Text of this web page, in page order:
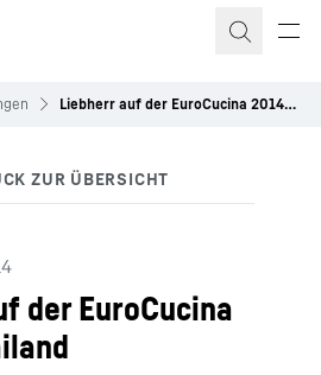
Liebherr auf der EuroCucina 2014 in Mailand
der EuroCucina